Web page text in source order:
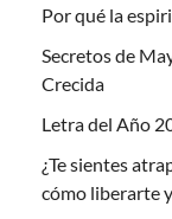
Por qué la
Secretos de
Crecida
Letra del Año
¿Te sientes
cómo liberarte